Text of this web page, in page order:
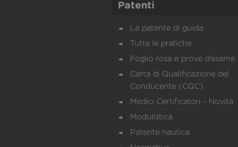
Patenti
La patente di guida
Tutte le pratiche
Foglio rosa e prove d’esame
Carta di Qualificazione del
Conducente (CQC)
Medici Certificatori - Novità
Modulistica
Patente nautica